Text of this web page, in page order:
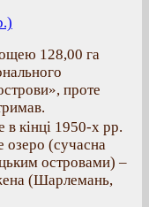
128,00 га
проте
кінці 1950-х рр.
озеро (сучасна
островами) –
(Шарлемань,